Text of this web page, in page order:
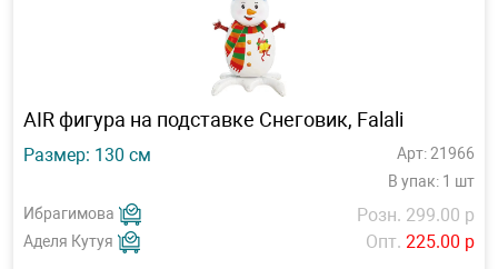
AIR фигура на подставке Снеговик, Falali
Размер: 130 см
Арт: 21966
В упак: 1 шт
Ибрагимова
Аделя Кутуя
Розн. 299.00 р
Опт. 225.00 р